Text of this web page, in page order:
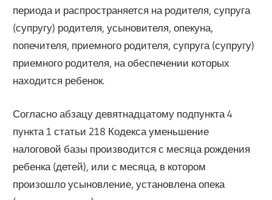
периода и распространяется на родителя, супруга
(супругу) родителя, усыновителя, опекуна,
попечителя, приемного родителя, супруга (супругу)
приемного родителя, на обеспечении которых
находится ребенок.
Согласно абзацу девятнадцатому подпункта 4
пункта 1 статьи 218 Кодекса уменьшение
налоговой базы производится с месяца рождения
ребенка (детей), или с месяца, в котором
произошло усыновление, установлена опека